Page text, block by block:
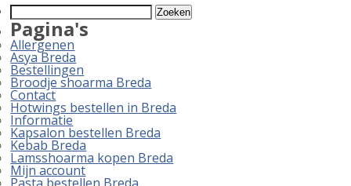
Zoeken
naar:
Pagina's
Allergenen
Asya Breda
Bestellingen
Broodje shoarma Breda
Contact
Hotwings bestellen in Breda
Informatie
Kapsalon bestellen Breda
Kebab Breda
Lamsshoarma kopen Breda
Mijn account